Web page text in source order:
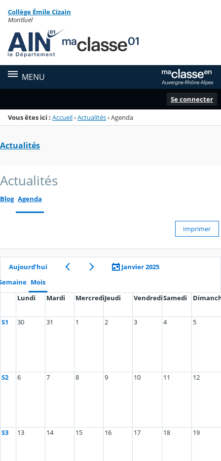
Menu de la rubrique
Contenu
Collège Émile Cizain
Montluel
MENU
Se connecter
Vous êtes ici : Accueil›Actualités›Agenda
Actualités
Actualités
Blog Agenda
Imprimer
Aujourd’hui
Janvier 2025
Mois
Lundi
Mardi MercrediJeudi VendrediSamedi
S1 30 31 1 2 3 4 5
S2 6 7 8 9 10 11 12
S3 13 14 15 16 17 18 19